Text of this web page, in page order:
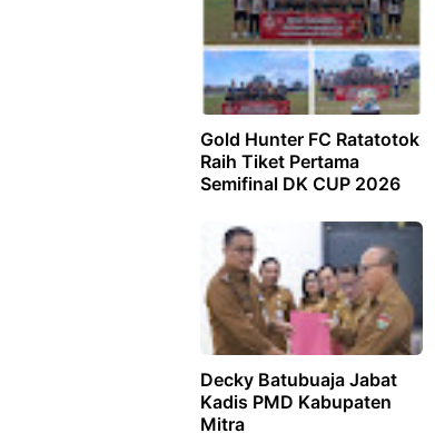
Gold Hunter FC Ratatotok
Raih Tiket Pertama
Semifinal DK CUP 2026
Decky Batubuaja Jabat
Kadis PMD Kabupaten
Mitra